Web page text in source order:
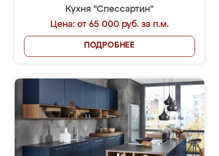
Кухня "Спессартин"
Цена: от 65 000 руб. за п.м.
ПОДРОБНЕЕ